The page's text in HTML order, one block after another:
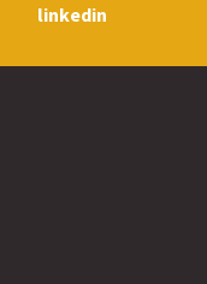
linkedin